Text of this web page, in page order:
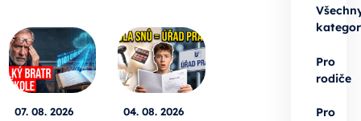
07. 08. 2026 04. 08. 2026
Pro
rodiče
Pro